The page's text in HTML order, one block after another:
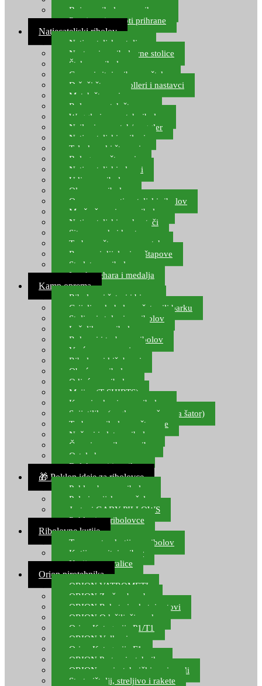
Boje za ribolovnu prihranu
Provjereni recepti prihrane
Natjecateljski ribolov
Natjecateljske stolice
Nastavci za ribolovne stolice
Šteke za ribolov
Gume i sitni pribor za šteku
Držači štapova rolleri i nastavci
Match štapovi
Role za match štapove
Waggleri za match ribolov
Najloni za match/waggler
Natjecateljski najloni
Teleskopski štapovi
Bolognese štapovi
Natjecateljski plovci
Udice za ribolov
Olovo za ribolov
Oprema za natjecateljski ribolov
Mreže čuvarice za ribolov
Natjecateljski podmetači
Sito, posude i kante
Torbe za štapove – match
Rezervni dijelovi za štapove
Starlete za ribolov
Izrada pehara i medalja
Kamp oprema
Ribolovni šatori i bivvy
Grijalice, kuhala za šator ili barku
Stolice i stolovi za ribolov
Ležaljke za ribolov
Ruksaci i torbe za ribolov
Vreće za spavanje
Ribolovni kišobrani
Obuća za ribolov
Odjeća za ribolov
Majice (T-SHIRTS)
Kape i rukavice za ribolov
Svijetiljke (naglavne, ručne, za šator)
Torbe za ribolovne štapove
Noževi i alat za ribolov
Čamci za prihranu ribe
Ostala kamp oprema
Dalekozori i optika
🎁 Poklon ideje za ribolovce
Poklon bon za ribolov
Polarizacijske naočale
Jastuci GABY PILLOWS
Pokloni za ribolovce
Ribolovne kutije
Transportne kutije za ribolov
Kutije za sitni pribor
Kutije za varalice
Orion pirotehnika
ORION VATROMETI
ORION Zračne bombe
ORION Rakete i raketni setovi
ORION Odašiljači zvuka
Orion Kategorija P1/T1
ORION Vulkani
Orion Kategorija F1
ORION Party pirotehnika
ORION nepirotehnički proizvodi
Start pištolji, streljivo i rakete